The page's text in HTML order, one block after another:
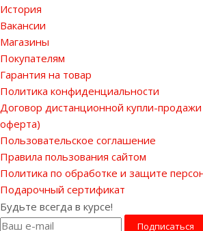
История
Вакансии
Магазины
Покупателям
Гарантия на товар
Политика конфиденциальности
Договор дистанционной купли-продажи
оферта)
Пользовательское соглашение
Правила пользования сайтом
Политика по обработке и защите
Подарочный сертификат
Будьте всегда в курсе!